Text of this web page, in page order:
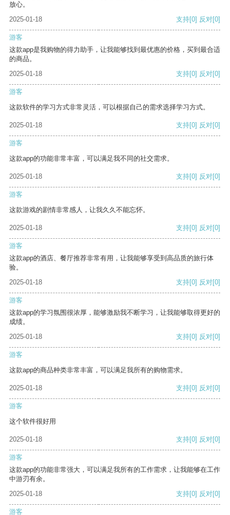
放心。
2025-01-18
支持[0] 反对[0]
游客
这款app是我购物的得力助手，让我能够找到最优惠的价格，买到最合适
的商品。
2025-01-18
支持[0] 反对[0]
游客
这款软件的学习方式非常灵活，可以根据自己的需求选择学习方式。
2025-01-18 支持[0] 反对[0]
游客
这款app的功能非常丰富，可以满足我不同的社交需求。
2025-01-18 支持[0] 反对[0]
游客
这款游戏的剧情非常感人，让我久久不能忘怀。
2025-01-18 支持[0] 反对[0]
游客
这款app的酒店、餐厅推荐非常有用，让我能够享受到高品质的旅行体
验。
2025-01-18
支持[0] 反对[0]
游客
这款app的学习氛围很浓厚，能够激励我不断学习，让我能够取得更好的
成绩。
2025-01-18
支持[0] 反对[0]
游客
这款app的商品种类非常丰富，可以满足我所有的购物需求。
2025-01-18 支持[0] 反对[0]
游客
这个软件很好用
2025-01-18 支持[0] 反对[0]
游客
这款app的功能非常强大，可以满足我所有的工作需求，让我能够在工作
中游刃有余。
2025-01-18
支持[0] 反对[0]
游客